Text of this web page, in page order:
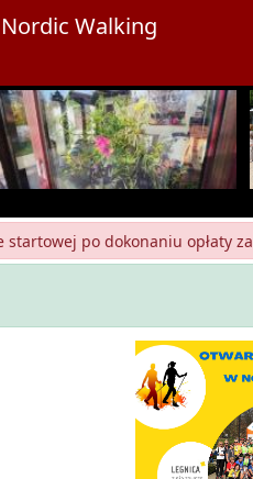
Walking
startowej po dokonaniu opłaty